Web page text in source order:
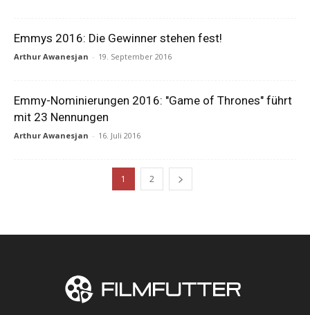
Emmys 2016: Die Gewinner stehen fest!
Arthur Awanesjan - 19. September 2016
Emmy-Nominierungen 2016: "Game of Thrones" führt
mit 23 Nennungen
Arthur Awanesjan - 16. Juli 2016
1 2